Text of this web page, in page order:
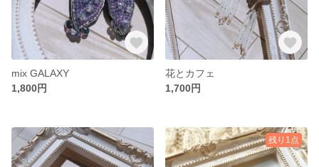
mix GALAXY
1,800円
花とカフェ
1,700円
残り1点